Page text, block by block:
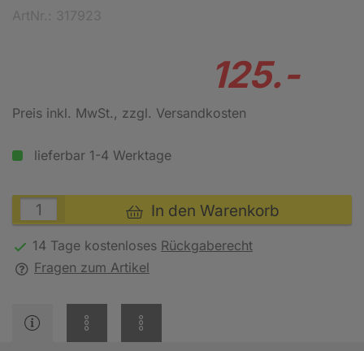
125.-
Preis inkl. MwSt., zzgl. Versandkosten
lieferbar 1-4 Werktage
In den Warenkorb
14 Tage kostenloses Rückgaberecht
Fragen zum Artikel